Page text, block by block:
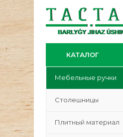
КАТАЛОГ
Мебельные ручки
Столешницы
Плитный материал